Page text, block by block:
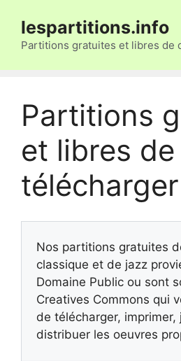
contenu
lespartitions.info
Partitions gratuites et libres de
Partitions
et libres
télécharger
Nos partitions gratuites
classique et de jazz
Domaine Public ou sont
Creatives Commons qui
de télécharger, imprimer,
distribuer les oeuvres